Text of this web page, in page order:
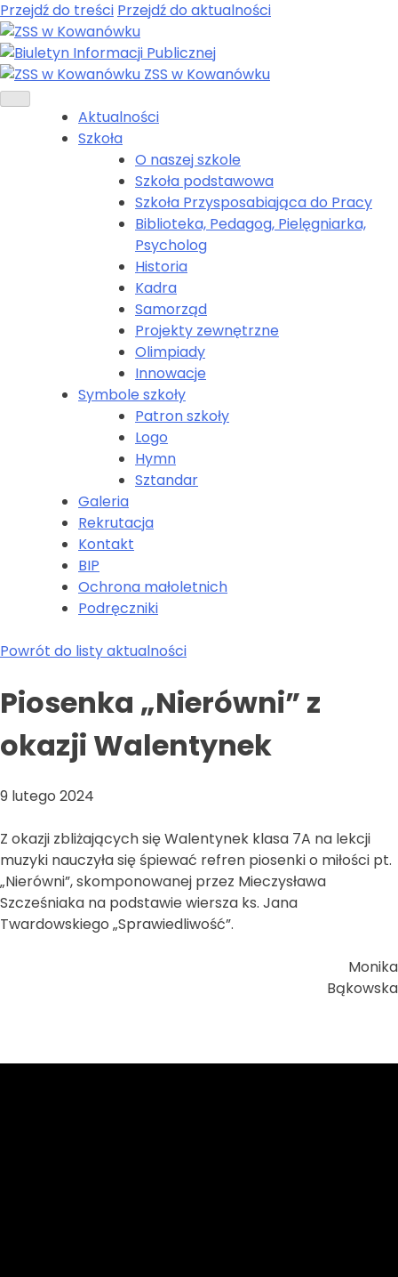
Przejdź do treści Przejdź do aktualności
ZSS w Kowanówku
Aktualności
Szkoła
O naszej szkole
Szkoła podstawowa
Szkoła Przysposabiająca do Pracy
Biblioteka, Pedagog, Pielęgniarka,
Psycholog
Historia
Kadra
Samorząd
Projekty zewnętrzne
Olimpiady
Innowacje
Symbole szkoły
Patron szkoły
Logo
Hymn
Sztandar
Galeria
Rekrutacja
Kontakt
BIP
Ochrona małoletnich
Podręczniki
Powrót do listy aktualności
Piosenka „Nierówni” z
okazji Walentynek
9 lutego 2024
Z okazji zbliżających się Walentynek klasa 7A na lekcji
muzyki nauczyła się śpiewać refren piosenki o miłości pt.
„Nierówni”, skomponowanej przez Mieczysława
Szcześniaka na podstawie wiersza ks. Jana
Twardowskiego „Sprawiedliwość”.
Monika
Bąkowska